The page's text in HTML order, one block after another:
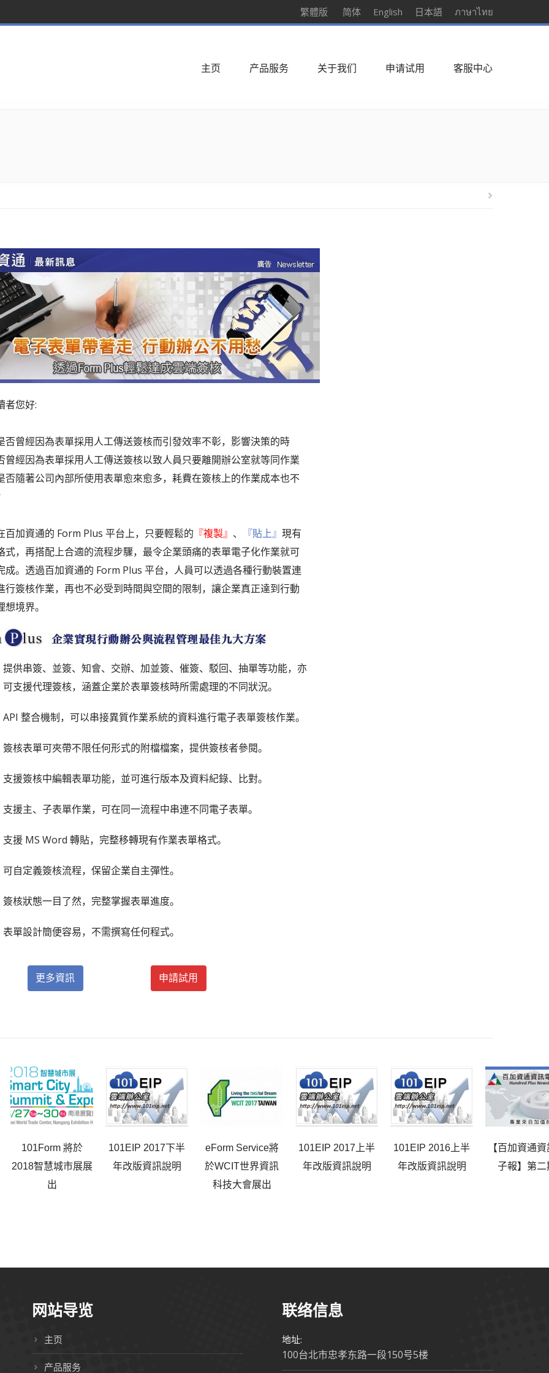
繁體版 简体 English 日本語 ภาษาไทย
主页 产品服务 关于我们 申请试用 客服中心
者您好:
否曾經因為表單採用人工傳送簽核而引發效率不彰，影響決策的時
曾經因為表單採用人工傳送簽核以致人員只要離開辦公室就等同作業
否隨著公司內部所使用表單愈來愈多，耗費在簽核上的作業成本也不
百加資通的 Form Plus 平台上，只要輕鬆的 『複製』 、 『貼上』 現有
式，再搭配上合適的流程步驟，最令企業頭痛的表單電子化作業就可
成。透過百加資通的 Form Plus 平台，人員可以透過各種行動裝置連
行簽核作業，再也不必受到時間與空間的限制，讓企業真正達到行動
境界。
提供串簽、並簽、知會、交辦、加並簽、催簽、駁回、抽單等功能，亦
可支援代理簽核，涵蓋企業於表單簽核時所需處理的不同狀況。
API 整合機制，可以串接異質作業系統的資料進行電子表單簽核作業。
簽核表單可夾帶不限任何形式的附檔檔案，提供簽核者參閱。
支援簽核中編輯表單功能，並可進行版本及資料紀錄、比對。
支援主、子表單作業，可在同一流程中串連不同電子表單。
支援 MS Word 轉貼，完整移轉現有作業表單格式。
可自定義簽核流程，保留企業自主彈性。
簽核狀態一目了然，完整掌握表單進度。
表單設計簡便容易，不需撰寫任何程式。
更多資訊 申請試用
101Form 將於
2018智慧城市展展
出
101EIP 2017下半
年改版資訊說明
eForm Service將
於WCIT世界資訊
科技大會展出
101EIP 2017上半
年改版資訊說明
101EIP 2016上半
年改版資訊說明
【百加資通
子報】第二
网站导览
主页
产品服务
联络信息
地址:
100台北市忠孝东路一段150号5楼